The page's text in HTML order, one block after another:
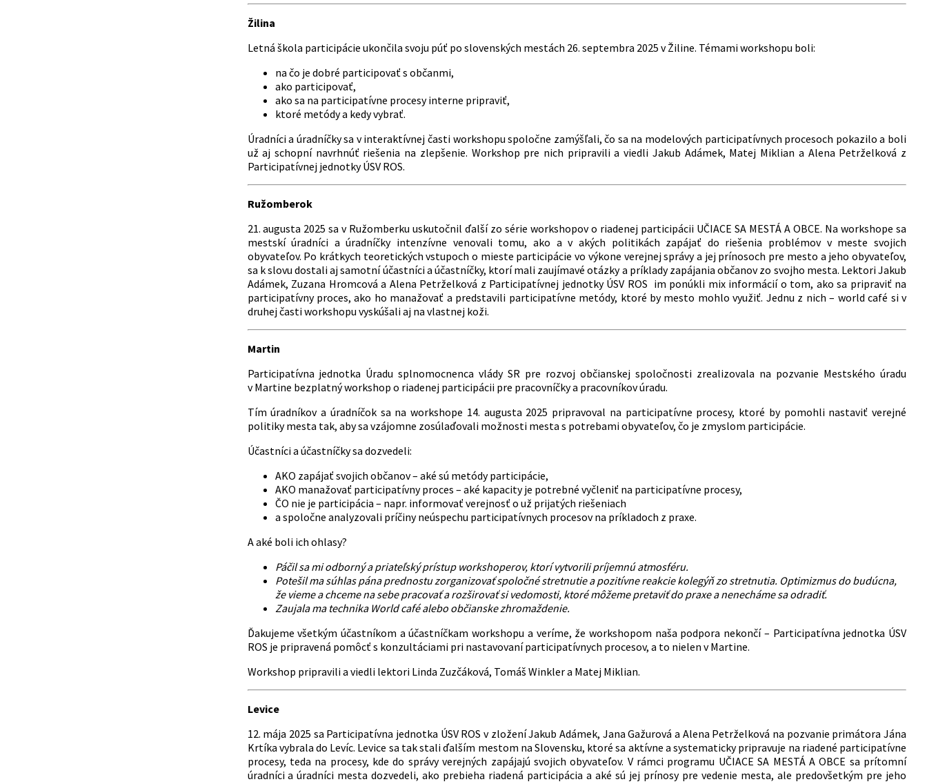
Žilina
Letná škola participácie ukončila svoju púť po slovenských mestách 26. septembra 2025 v Žiline. Témami workshopu boli:
na čo je dobré participovať s občanmi,
ako participovať,
ako sa na participatívne procesy interne pripraviť,
ktoré metódy a kedy vybrať.
Úradníci a úradníčky sa v interaktívnej časti workshopu spoločne zamýšľali, čo sa na modelových participatívnych procesoch pokazilo a boli
už aj schopní navrhnúť riešenia na zlepšenie. Workshop pre nich pripravili a viedli Jakub Adámek, Matej Miklian a Alena Petrželková z
Participatívnej jednotky ÚSV ROS.
Ružomberok
21. augusta 2025 sa v Ružomberku uskutočnil ďalší zo série workshopov o riadenej participácii UČIACE SA MESTÁ A OBCE. Na workshope sa
mestskí úradníci a úradníčky intenzívne venovali tomu, ako a v akých politikách zapájať do riešenia problémov v meste svojich
obyvateľov. Po krátkych teoretických vstupoch o mieste participácie vo výkone verejnej správy a jej prínosoch pre mesto a jeho obyvateľov,
sa k slovu dostali aj samotní účastníci a účastníčky, ktorí mali zaujímavé otázky a príklady zapájania občanov zo svojho mesta. Lektori Jakub
Adámek, Zuzana Hromcová a Alena Petrželková z Participatívnej jednotky ÚSV ROS im ponúkli mix informácií o tom, ako sa pripraviť na
participatívny proces, ako ho manažovať a predstavili participatívne metódy, ktoré by mesto mohlo využiť. Jednu z nich – world café si v
druhej časti workshopu vyskúšali aj na vlastnej koži.
Martin
Participatívna jednotka Úradu splnomocnenca vlády SR pre rozvoj občianskej spoločnosti zrealizovala na pozvanie Mestského úradu
v Martine bezplatný workshop o riadenej participácii pre pracovníčky a pracovníkov úradu.
Tím úradníkov a úradníčok sa na workshope 14. augusta 2025 pripravoval na participatívne procesy, ktoré by pomohli nastaviť verejné
politiky mesta tak, aby sa vzájomne zosúlaďovali možnosti mesta s potrebami obyvateľov, čo je zmyslom participácie.
Účastníci a účastníčky sa dozvedeli:
AKO zapájať svojich občanov – aké sú metódy participácie,
AKO manažovať participatívny proces – aké kapacity je potrebné vyčleniť na participatívne procesy,
ČO nie je participácia – napr. informovať verejnosť o už prijatých riešeniach
a spoločne analyzovali príčiny neúspechu participatívnych procesov na príkladoch z praxe.
A aké boli ich ohlasy?
Páčil sa mi odborný a priateľský prístup workshoperov, ktorí vytvorili príjemnú atmosféru.
Potešil ma súhlas pána prednostu zorganizovať spoločné stretnutie a pozitívne reakcie kolegýň zo stretnutia. Optimizmus do budúcna,
že vieme a chceme na sebe pracovať a rozširovať si vedomosti, ktoré môžeme pretaviť do praxe a nenecháme sa odradiť.
Zaujala ma technika World café alebo občianske zhromaždenie.
Ďakujeme všetkým účastníkom a účastníčkam workshopu a veríme, že workshopom naša podpora nekončí – Participatívna jednotka ÚSV
ROS je pripravená pomôcť s konzultáciami pri nastavovaní participatívnych procesov, a to nielen v Martine.
Workshop pripravili a viedli lektori Linda Zuzčáková, Tomáš Winkler a Matej Miklian.
Levice
12. mája 2025 sa Participatívna jednotka ÚSV ROS v zložení Jakub Adámek, Jana Gažurová a Alena Petrželková na pozvanie primátora Jána
Krtíka vybrala do Levíc. Levice sa tak stali ďalším mestom na Slovensku, ktoré sa aktívne a systematicky pripravuje na riadené participatívne
procesy, teda na procesy, kde do správy verejných zapájajú svojich obyvateľov. V rámci programu UČIACE SA MESTÁ A OBCE sa prítomní
úradníci a úradníci mesta dozvedeli, ako prebieha riadená participácia a aké sú jej prínosy pre vedenie mesta, ale predovšetkým pre jeho